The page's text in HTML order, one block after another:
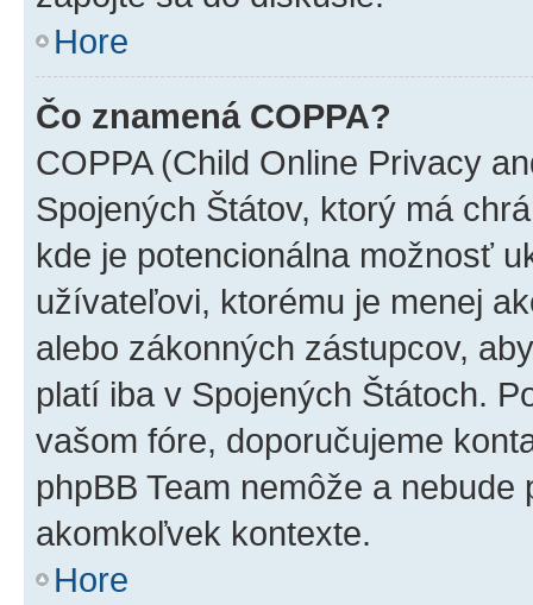
Hore
Čo znamená COPPA?
COPPA (Child Online Privacy
Spojených Štátov, ktorý má
kde je potencionálna možnosť
užívateľovi, ktorému je menej
alebo zákonných zástupcov,
platí iba v Spojených Štátoch.
vašom fóre, doporučujeme
phpBB Team nemôže a
akomkoľvek kontexte.
Hore